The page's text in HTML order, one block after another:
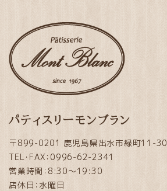
パティスリーモンブラン
〒899-0201 鹿児島県出水市緑町11-30
TEL・FAX：0996-62-2341
営業時間：8:30～19:30
店休日：水曜日